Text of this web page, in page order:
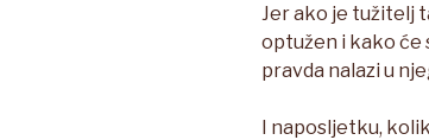
Jer ako je tužitelj
optužen i kako će
pravda nalazi u
I naposljetku,